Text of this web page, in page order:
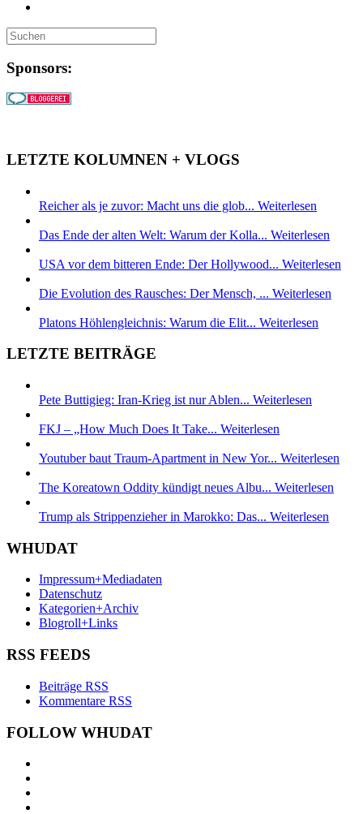
Sponsors:
LETZTE KOLUMNEN + VLOGS
Reicher als je zuvor: Macht uns die glob... Weiterlesen
Das Ende der alten Welt: Warum der Kolla... Weiterlesen
USA vor dem bitteren Ende: Der Hollywood... Weiterlesen
Die Evolution des Rausches: Der Mensch, ... Weiterlesen
Platons Höhlengleichnis: Warum die Elit... Weiterlesen
LETZTE BEITRÄGE
Pete Buttigieg: Iran-Krieg ist nur Ablen... Weiterlesen
FKJ – „How Much Does It Take... Weiterlesen
Youtuber baut Traum-Apartment in New Yor... Weiterlesen
The Koreatown Oddity kündigt neues Albu... Weiterlesen
Trump als Strippenzieher in Marokko: Das... Weiterlesen
WHUDAT
Impressum+Mediadaten
Datenschutz
Kategorien+Archiv
Blogroll+Links
RSS FEEDS
Beiträge RSS
Kommentare RSS
FOLLOW WHUDAT